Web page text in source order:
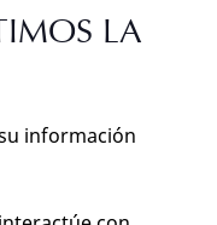
LA
información